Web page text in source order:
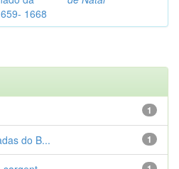
1668
1
1
do B...